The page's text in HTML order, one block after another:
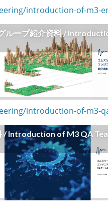
introduction-of-m3-
introduction-of-m3-